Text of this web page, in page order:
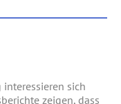
sich
zeigen, dass